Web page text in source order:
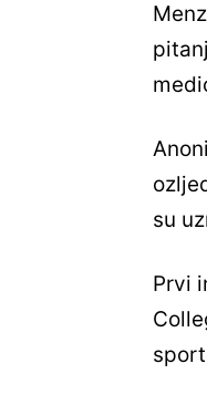
su
Prvi